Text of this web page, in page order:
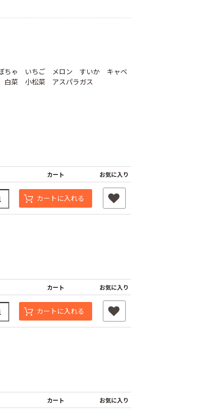
￥130
ちゃ いちご メロン すいか キャベ
菜 小松菜 アスパラガス
カート お気に入り
カートに入れる
カート お気に入り
カートに入れる
カート お気に入り